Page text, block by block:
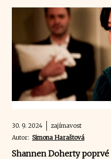
30. 9. 2024
zajímavost
Autor: Simona Haraštová
Shannen Doherty